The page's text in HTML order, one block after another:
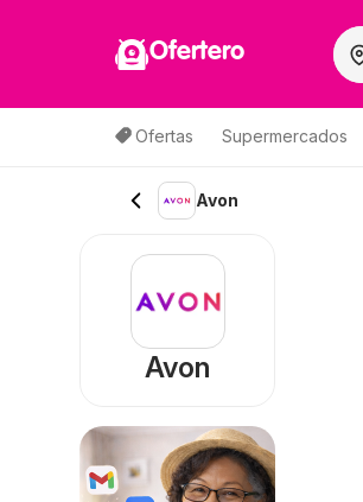
Ofertero
Ofertas Supermercados
Avon
Avon